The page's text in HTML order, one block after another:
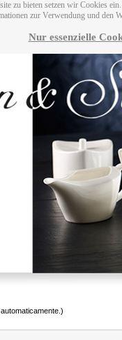
zu bieten setzen wir Cookies
zur Verwendung und den
Nur essenzielle